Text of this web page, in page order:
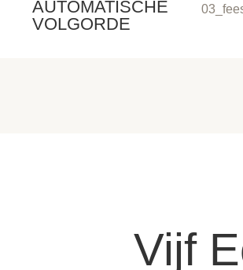
AUTOMATISCHE
VOLGORDE
Vijf